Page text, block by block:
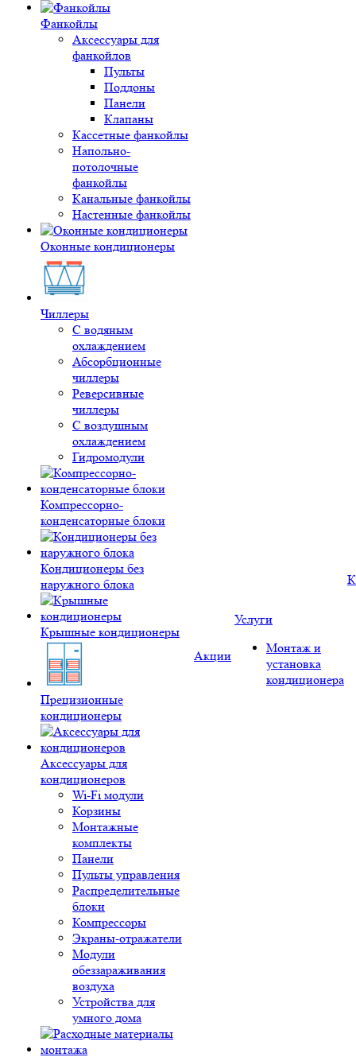
Фанкойлы
Аксессуары для
фанкойлов
Пульты
Поддоны
Панели
Клапаны
Кассетные фанкойлы
Напольно-
потолочные
фанкойлы
Канальные фанкойлы
Настенные фанкойлы
Оконные кондиционеры
Чиллеры
С водяным
охлаждением
Абсорбционные
чиллеры
Реверсивные
чиллеры
С воздушным
охлаждением
Гидромодули
Компрессорно-
конденсаторные блоки
Кондиционеры без
наружного блока
Крышные кондиционеры
Прецизионные
кондиционеры
Аксессуары для
кондиционеров
Wi-Fi модули
Корзины
Монтажные
комплекты
Панели
Пульты управления
Распределительные
блоки
Компрессоры
Экраны-отражатели
Модули
обеззараживания
воздуха
Устройства для
умного дома
Акции
Услуги
Монтаж и
установка
кондиционера